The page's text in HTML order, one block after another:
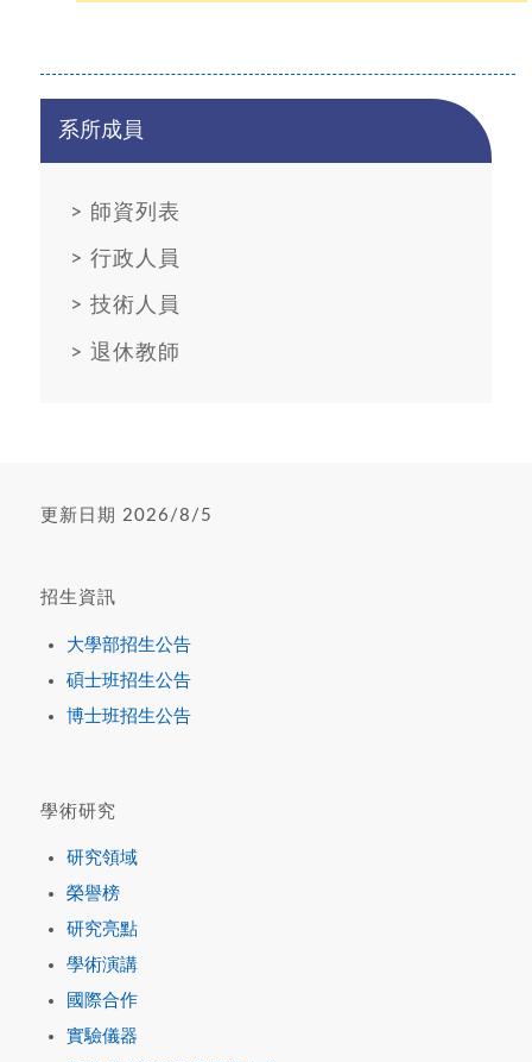
系所成員
> 師資列表
> 行政人員
> 技術人員
> 退休教師
更新日期 2026/8/5
招生資訊
大學部招生公告
碩士班招生公告
博士班招生公告
學術研究
研究領域
榮譽榜
研究亮點
學術演講
國際合作
實驗儀器